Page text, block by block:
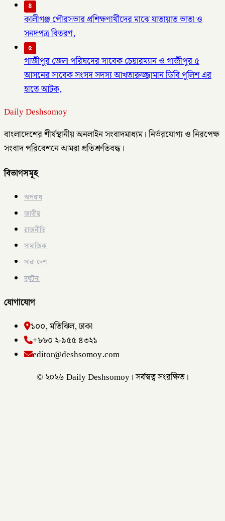
৪
কালীগঞ্জ পৌরসভার প্রশিক্ষণার্থীদের মাঝে যাতায়াত ভাতা ও
সনদপত্র বিতরণ,
৫
গাজীপুর জেলা পরিষদের সাবেক চেয়ারম্যান ও গাজীপুর ৫
আসনের সাবেক সংসদ সদস্য আখতারুজ্জামান ডিবি পুলিশ এর
হাতে আটক,
Daily Deshsomoy
বাংলাদেশের শীর্ষস্থানীয় অনলাইন সংবাদমাধ্যম। নির্ভরযোগ্য ও নিরপেক্ষ
সংবাদ পরিবেশনে আমরা প্রতিশ্রুতিবদ্ধ।
বিভাগসমূহ
অপরাধ
জাতীয়
রাজনীতি
সামাজিক
সারা দেশ
দুর্ঘটনা
যোগাযোগ
১০০, মতিঝিল, ঢাকা
+৮৮০ ২-৯৫৫ ৪৩২১
editor@deshsomoy.com
© ২০২৬ Daily Deshsomoy। সর্বস্বত্ব সংরক্ষিত।